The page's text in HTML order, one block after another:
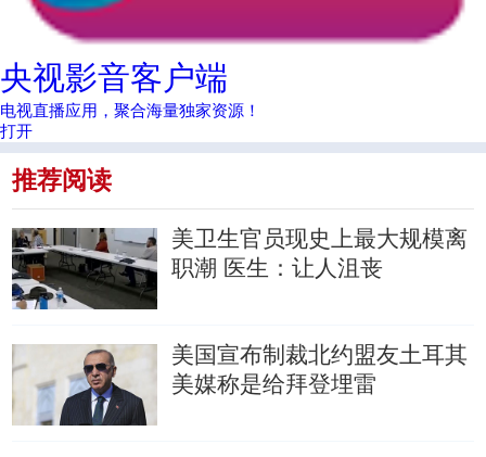
央视影音客户端
电视直播应用，聚合海量独家资源！
打开
推荐阅读
美卫生官员现史上最大规模离
职潮 医生：让人沮丧
美国宣布制裁北约盟友土耳其
美媒称是给拜登埋雷